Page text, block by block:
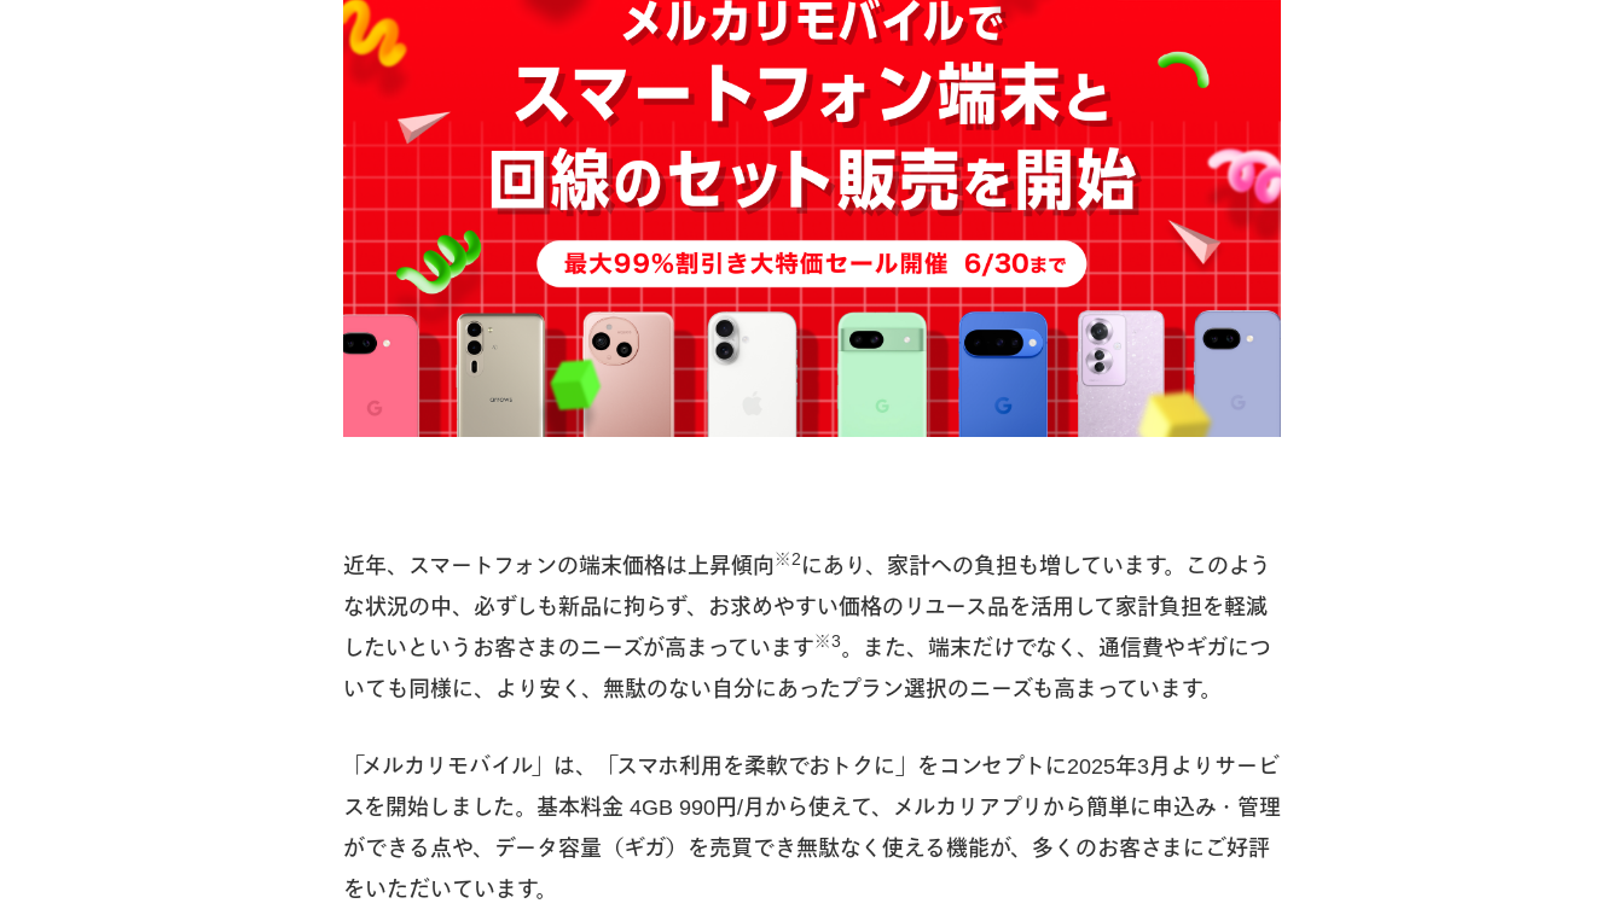
近年、スマートフォンの端末価格は上昇傾向 ※2 にあり、家計への負担も増しています。このよう
な状況の中、必ずしも新品に拘らず、お求めやすい価格のリユース品を活用して家計負担を軽減
したいというお客さまのニーズが高まっています ※3。また、端末だけでなく、通信費やギガにつ
いても同様に、より安く、無駄のない自分にあったプラン選択のニーズも高まっています。
「メルカリモバイル」は、「スマホ利用を柔軟でおトクに」をコンセプトに2025年3月よりサービ
スを開始しました。基本料金 4GB 990円/月から使えて、メルカリアプリから簡単に申込み・管理
ができる点や、データ容量（ギガ）を売買でき無駄なく使える機能が、多くのお客さまにご好評
をいただいています。